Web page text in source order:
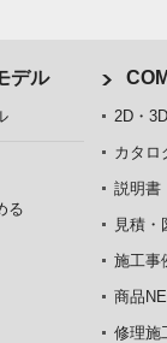
デル
る
2D・
カタロ
説明書
見積・
施工事
商品
修理施